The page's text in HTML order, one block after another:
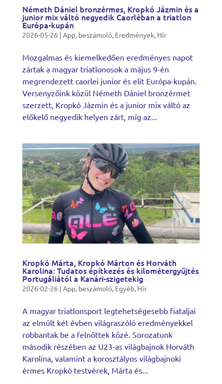
Németh Dániel bronzérmes, Kropkó Jázmin és a
junior mix váltó negyedik Caorléban a triatlon
Európa-kupán
2026-05-26 | App, beszámoló, Eredmények, Hír
Mozgalmas és kiemelkedően eredményes napot
zártak a magyar triatlonosok a május 9-én
megrendezett caorlei junior és elit Európa-kupán.
Versenyzőink közül Németh Dániel bronzérmet
szerzett, Kropkó Jázmin és a junior mix váltó az
előkelő negyedik helyen zárt, míg az...
Kropkó Márta, Kropkó Márton és Horváth
Karolina: Tudatos építkezés és kilométergyűjtés
Portugáliától a Kanári-szigetekig
2026-02-26 | App, beszámoló, Egyéb, Hír
A magyar triatlonsport legtehetségesebb fiataljai
az elmúlt két évben világraszóló eredményekkel
robbantak be a felnőttek közé. Sorozatunk
második részében az U23-as világbajnok Horváth
Karolina, valamint a korosztályos világbajnoki
érmes Kropkó testvérek, Márta és...